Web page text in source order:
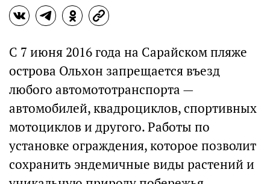
С 7 июня 2016 года на Сарайском пляже
острова Ольхон запрещается въезд
любого автомототранспорта —
автомобилей, квадроциклов, спортивных
мотоциклов и другого. Работы по
установке ограждения, которое позволит
сохранить эндемичные виды растений и